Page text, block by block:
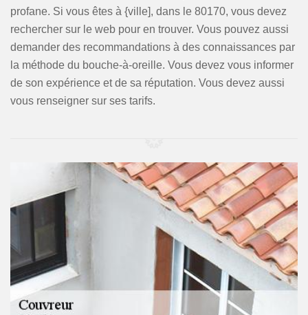
profane. Si vous êtes à {ville], dans le 80170, vous devez
rechercher sur le web pour en trouver. Vous pouvez aussi
demander des recommandations à des connaissances par
la méthode du bouche-à-oreille. Vous devez vous informer
de son expérience et de sa réputation. Vous devez aussi
vous renseigner sur ses tarifs.